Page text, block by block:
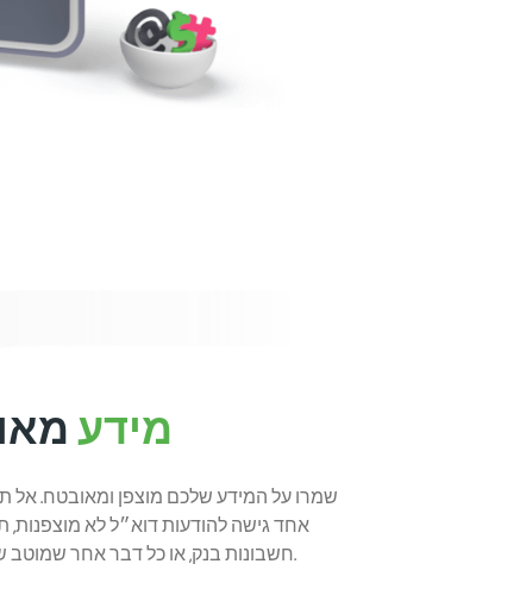
מידע
שמרו על המידע שלכם מוצפן ומאובטח. אל
אחד גישה להודעות דוא״ל לא מוצפנות,
חשבונות בנק, או כל דבר אחר שמוטב שישאר פרטי.